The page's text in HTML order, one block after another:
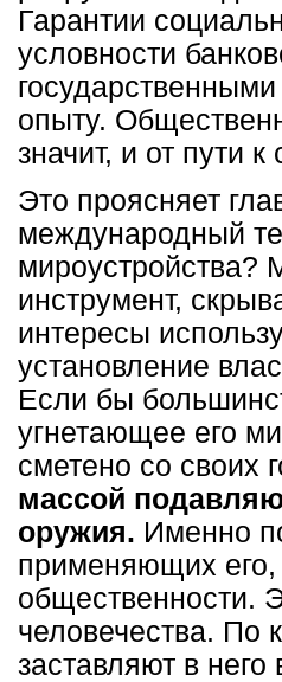
Гарантии
условности
опыту.
значит, и от пути
Это проясняет
международный
мироустройства?
инструмент,
интересы
установление
Если бы
угнетающее его
сметено со своих
массой
оружия. Именно
применяющих его,
общественности.
человечества. По
заставляют в него